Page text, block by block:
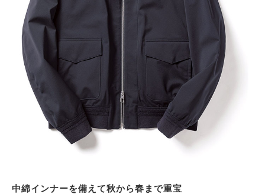
中綿インナーを備えて秋から春まで重宝